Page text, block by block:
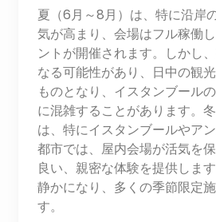
夏（6月～8月）は、特に沿岸
気が高まり、会場はフル稼働
ントが開催されます。しかし
なる可能性があり、日中の観
ものとなり、イスタンブール
に混雑することがあります。冬
は、特にイスタンブールやア
都市では、屋内会場が活気を
良い、親密な体験を提供しま
静かになり、多くの季節限定
す。